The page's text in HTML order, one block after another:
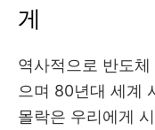
게
역사적으로 반도
으며 80년대 세계
몰락은 우리에게